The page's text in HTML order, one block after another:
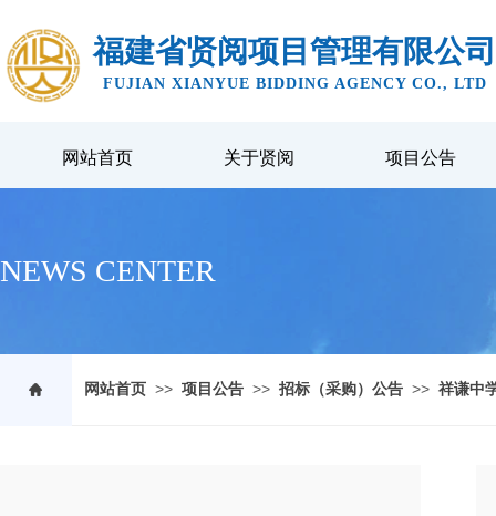
福建省贤阅项目管理有限公司
FUJIAN XIANYUE BIDDING AGENCY CO., LTD
网站首页 关于贤阅 项目公告
NEWS CENTER
网站首页 >> 项目公告 >> 招标（采购）公告 >> 祥谦中